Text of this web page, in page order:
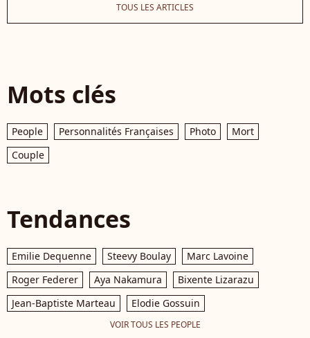
TOUS LES ARTICLES
Mots clés
People Personnalités Françaises Photo
Mort
Couple
Tendances
Emilie Dequenne Steevy Boulay
Marc Lavoine
Roger Federer
Aya Nakamura
Bixente Lizarazu
Jean-Baptiste Marteau
Elodie Gossuin
VOIR TOUS LES PEOPLE